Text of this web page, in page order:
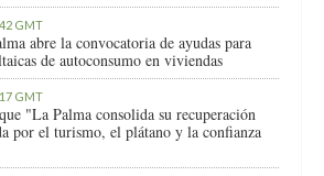
GMT
abre la convocatoria de ayudas para
de autoconsumo en viviendas
GMT
"La Palma consolida su recuperación
por el turismo, el plátano y la confianza